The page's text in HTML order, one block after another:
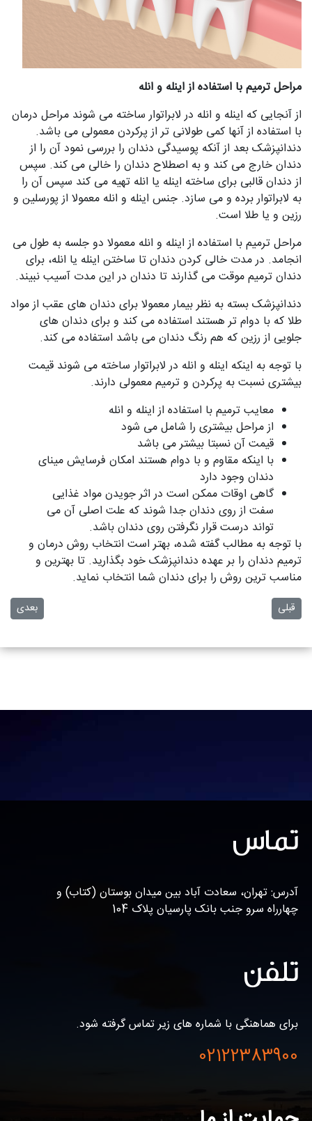
مراحل ترمیم با استفاده از اینله و انله
از آنجایی که اینله و انله در لابراتوار ساخته می شوند مراحل درمان
با استفاده از آنها کمی طولانی تر از پرکردن معمولی می باشد.
دندانپزشک بعد از آنکه پوسیدگی دندان را بررسی نمود آن را از
دندان خارج می کند و به اصطلاح دندان را خالی می کند. سپس
از دندان قالبی برای ساخته اینله یا انله تهیه می کند سپس آن را
به لابراتوار برده و می سازد. جنس اینله و انله معمولا از پورسلین و
رزین و یا طلا است.
مراحل ترمیم با استفاده از اینله و انله معمولا دو جلسه به طول می
انجامد. در مدت خالی کردن دندان تا ساختن اینله یا انله، برای
دندان ترمیم موقت می گذارند تا دندان در این مدت آسیب نبیند.
دندانپزشک بسته به نظر بیمار معمولا برای دندان های عقب از مواد
طلا که با دوام تر هستند استفاده می کند و برای دندان های
جلویی از رزین که هم رنگ دندان می باشد استفاده می کند.
با توجه به اینکه اینله و انله در لابراتوار ساخته می شوند قیمت
بیشتری نسبت به پرکردن و ترمیم معمولی دارند.
معایب ترمیم با استفاده از اینله و انله
از مراحل بیشتری را شامل می شود
قیمت آن نسبتا بیشتر می باشد
با اینکه مقاوم و با دوام هستند امکان فرسایش مینای
دندان وجود دارد
گاهی اوقات ممکن است در اثر جویدن مواد غذایی
سفت از روی دندان جدا شوند که علت اصلی آن می
تواند درست قرار نگرفتن روی دندان باشد.
با توجه به مطالب گفته شده، بهتر است انتخاب روش درمان و
ترمیم دندان را بر عهده دندانپزشک خود بگذارید. تا بهترین و
مناسب ترین روش را برای دندان شما انتخاب نماید.
مطلب قبلی: انتخاب خمیر دندان مناسب
قبلی مطلب
بعدی
تماس
آدرس: تهران، سعادت آباد بین میدان بوستان (کتاب) و
چهارراه سرو جنب بانک پارسیان پلاک 104
تلفن
برای هماهنگی با شماره های زیر تماس گرفته شود.
02122383900